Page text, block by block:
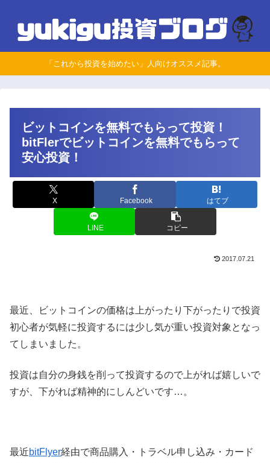
「これから投資を始めたい」人向けオススメ記事。
ビットコインを無料でもらって投資！
bitFlerでビットコインを無料でもらって
安心投資！
X Facebook はてブ
LINE コピー
2017.07.21
最近、ビットコインの価格は上がったり下がったりで投資
初心者が気軽に投資するには少し気が重い投資対象となっ
てしまいました。
投資は自分の身銭を削って投資するので上がれば嬉しいで
すが、下がれば精神的にしんどいです…。
最近bitFlyer経由で商品購入・トラベル申し込み・カード